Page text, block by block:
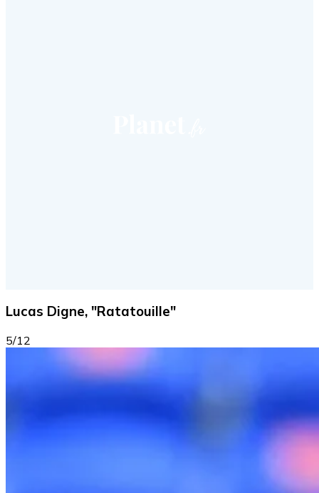
Lucas Digne, "Ratatouille"
5/12